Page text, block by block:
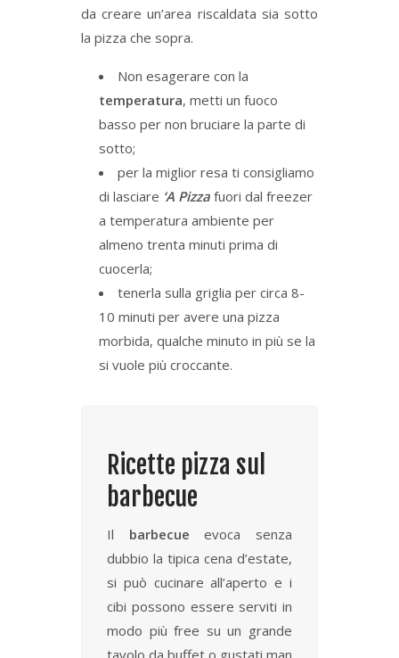
da creare un’area riscaldata sia sotto
la pizza che sopra.
Non esagerare con la
temperatura, metti un fuoco
basso per non bruciare la parte di
sotto;
per la miglior resa ti consigliamo
di lasciare ‘A Pizzafuori dal freezer
a temperatura ambiente per
almeno trenta minuti prima di
cuocerla;
tenerla sulla griglia per circa 8-
10 minuti per avere una pizza
morbida, qualche minuto in più se la
si vuole più croccante.
Ricette pizza sul
barbecue
Il barbecue evoca senza
dubbio la tipica cena d’estate,
si può cucinare all’aperto e i
cibi possono essere serviti in
modo più free su un grande